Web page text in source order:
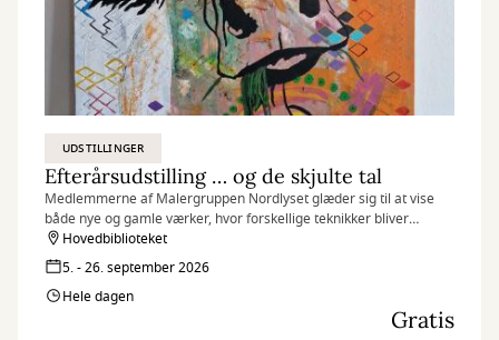
UDSTILLINGER
Efterårsudstilling … og de skjulte tal
Medlemmerne af Malergruppen Nordlyset glæder sig til at vise
både nye og gamle værker, hvor forskellige teknikker bliver
afprøvet.
Hovedbiblioteket
5. - 26. september 2026
Hele dagen
Gratis